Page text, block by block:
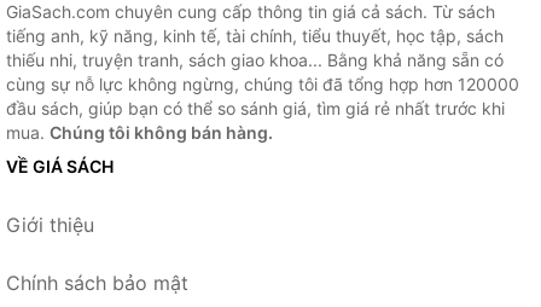
GiaSach.com chuyên cung cấp thông tin giá cả sách. Từ sách
tiếng anh, kỹ năng, kinh tế, tài chính, tiểu thuyết, học tập, sách
thiếu nhi, truyện tranh, sách giao khoa... Bằng khả năng sẵn có
cùng sự nỗ lực không ngừng, chúng tôi đã tổng hợp hơn 120000
đầu sách, giúp bạn có thể so sánh giá, tìm giá rẻ nhất trước khi
mua. Chúng tôi không bán hàng.
VỀ GIÁ SÁCH
Giới thiệu
Chính sách bảo mật